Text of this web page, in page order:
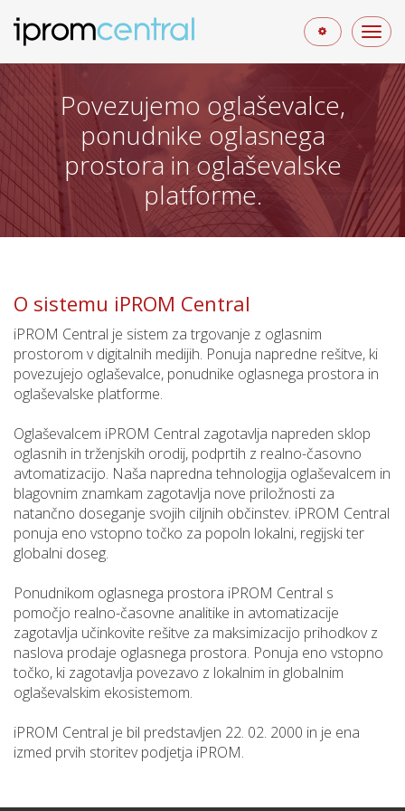
Več
Povezujemo oglaševalce,
ponudnike oglasnega
prostora in oglaševalske
platforme.
O sistemu iPROM Central
iPROM Central je sistem za trgovanje z oglasnim
prostorom v digitalnih medijih. Ponuja napredne rešitve, ki
povezujejo oglaševalce, ponudnike oglasnega prostora in
oglaševalske platforme.
Oglaševalcem iPROM Central zagotavlja napreden sklop
oglasnih in trženjskih orodij, podprtih z realno-časovno
avtomatizacijo. Naša napredna tehnologija oglaševalcem in
blagovnim znamkam zagotavlja nove priložnosti za
natančno doseganje svojih ciljnih občinstev. iPROM Central
ponuja eno vstopno točko za popoln lokalni, regijski ter
globalni doseg.
Ponudnikom oglasnega prostora iPROM Central s
pomočjo realno-časovne analitike in avtomatizacije
zagotavlja učinkovite rešitve za maksimizacijo prihodkov z
naslova prodaje oglasnega prostora. Ponuja eno vstopno
točko, ki zagotavlja povezavo z lokalnim in globalnim
oglaševalskim ekosistemom.
iPROM Central je bil predstavljen 22. 02. 2000 in je ena
izmed prvih storitev podjetja iPROM.